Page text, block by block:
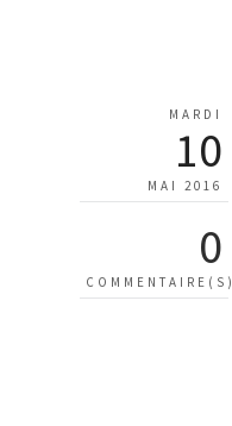
MARDI
10
MAI 2016
0
COMMENTAIRE(S)